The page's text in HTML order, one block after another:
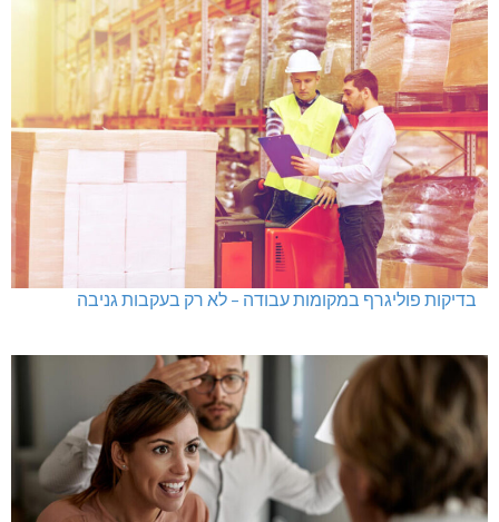
בדיקות פוליגרף במקומות עבודה – לא רק בעקבות גניבה